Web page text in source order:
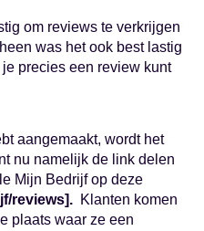
om reviews te verkrijgen
was het ook best lastig
precies een review kunt
aangemaakt, wordt het
nu namelijk de link delen
Mijn Bedrijf op deze
reviews]. Klanten komen
plaats waar ze een